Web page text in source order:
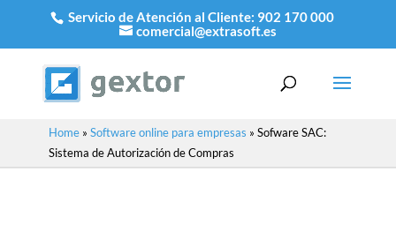
Servicio de Atención al Cliente: 902 170 000
comercial@extrasoft.es
Home» Software online para empresas » Sofware SAC:
Sistema de Autorización de Compras